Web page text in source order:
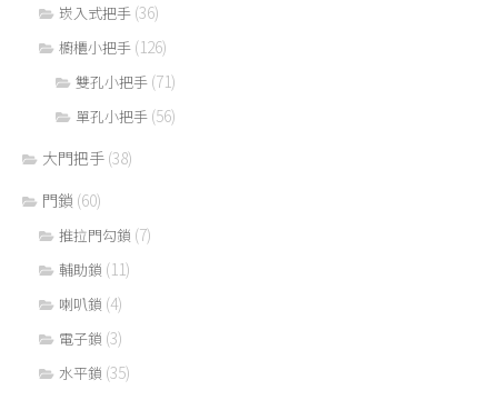
崁入式把手 (36)
櫥櫃小把手 (126)
雙孔小把手 (71)
單孔小把手 (56)
大門把手 (38)
門鎖 (60)
推拉門勾鎖 (7)
輔助鎖 (11)
喇叭鎖 (4)
電子鎖 (3)
水平鎖 (35)